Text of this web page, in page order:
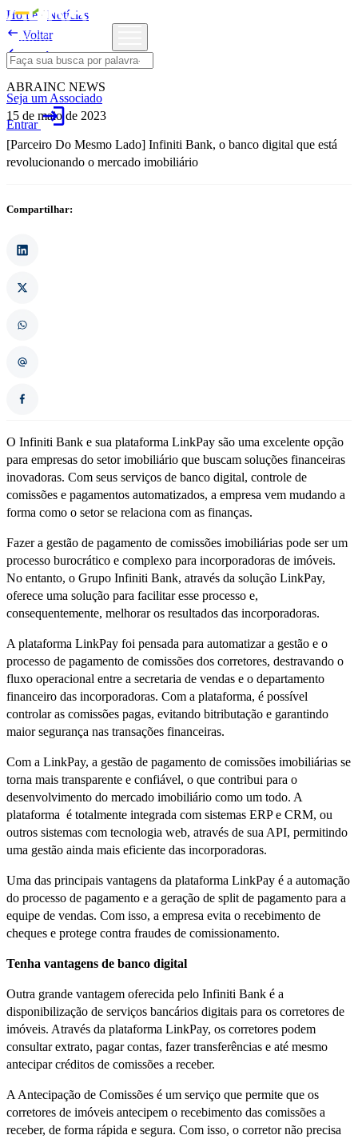
Seja um Associado
Entrarlogin
Home/Notícias
 Voltar
Notícias
ABRAINC NEWS
15 de maio de 2023
[Parceiro Do Mesmo Lado] Infiniti Bank, o banco digital que está
revolucionando o mercado imobiliário
Compartilhar:
O Infiniti Bank e sua plataforma LinkPay são uma excelente opção
para empresas do setor imobiliário que buscam soluções financeiras
inovadoras. Com seus serviços de banco digital, controle de
comissões e pagamentos automatizados, a empresa vem mudando a
forma como o setor se relaciona com as finanças.
Fazer a gestão de pagamento de comissões imobiliárias pode ser um
processo burocrático e complexo para incorporadoras de imóveis.
No entanto, o Grupo Infiniti Bank, através da solução LinkPay,
oferece uma solução para facilitar esse processo e,
consequentemente, melhorar os resultados das incorporadoras.
A plataforma LinkPay foi pensada para automatizar a gestão e o
processo de pagamento de comissões dos corretores, destravando o
fluxo operacional entre a secretaria de vendas e o departamento
financeiro das incorporadoras. Com a plataforma, é possível
controlar as comissões pagas, evitando bitributação e garantindo
maior segurança nas transações financeiras.
Com a LinkPay, a gestão de pagamento de comissões imobiliárias se
torna mais transparente e confiável, o que contribui para o
desenvolvimento do mercado imobiliário como um todo. A
plataforma é totalmente integrada com sistemas ERP e CRM, ou
outros sistemas com tecnologia web, através de sua API, permitindo
uma gestão ainda mais eficiente das incorporadoras.
Uma das principais vantagens da plataforma LinkPay é a automação
do processo de pagamento e a geração de split de pagamento para a
equipe de vendas. Com isso, a empresa evita o recebimento de
cheques e protege contra fraudes de comissionamento.
Tenha vantagens de banco digital
Outra grande vantagem oferecida pelo Infiniti Bank é a
disponibilização de serviços bancários digitais para os corretores de
imóveis. Através da plataforma LinkPay, os corretores podem
consultar extrato, pagar contas, fazer transferências e até mesmo
antecipar créditos de comissões a receber.
A Antecipação de Comissões é um serviço que permite que os
corretores de imóveis antecipem o recebimento das comissões a
receber, de forma rápida e segura. Com isso, o corretor não precisa